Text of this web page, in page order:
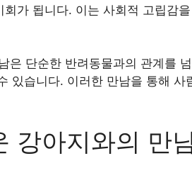
가 됩니다. 이는 사회적 고립감
은 단순한 반려동물과의 관계를
있습니다. 이러한 만남을 통해 사
강아지와의 만